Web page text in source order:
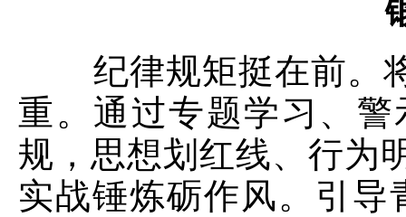
纪律规矩挺在前。将
重。通过专题学习、
规，思想划红线、行为
实战锤炼砺作风。引导